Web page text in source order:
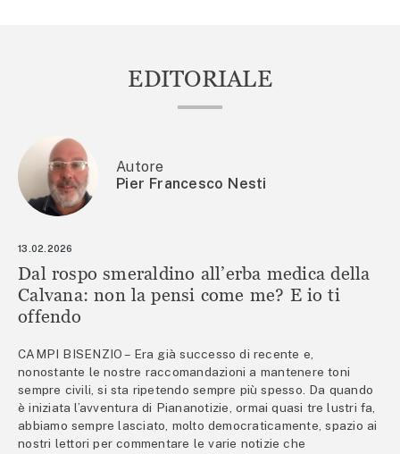
EDITORIALE
Autore
Pier Francesco Nesti
13.02.2026
Dal rospo smeraldino all’erba medica della
Calvana: non la pensi come me? E io ti
offendo
CAMPI BISENZIO – Era già successo di recente e,
nonostante le nostre raccomandazioni a mantenere toni
sempre civili, si sta ripetendo sempre più spesso. Da quando
è iniziata l’avventura di Piananotizie, ormai quasi tre lustri fa,
abbiamo sempre lasciato, molto democraticamente, spazio ai
nostri lettori per commentare le varie notizie che